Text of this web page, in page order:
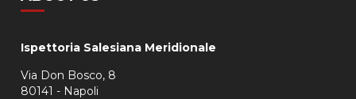
Ispettoria Salesiana Meridionale
Via Don Bosco, 8
80141 - Napoli